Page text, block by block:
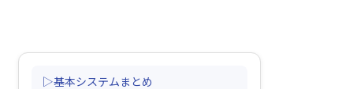
▷基本システムまとめ